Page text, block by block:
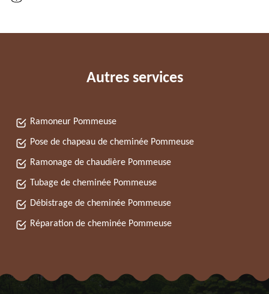
Autres services
Ramoneur Pommeuse
Pose de chapeau de cheminée Pommeuse
Ramonage de chaudière Pommeuse
Tubage de cheminée Pommeuse
Débistrage de cheminée Pommeuse
Réparation de cheminée Pommeuse